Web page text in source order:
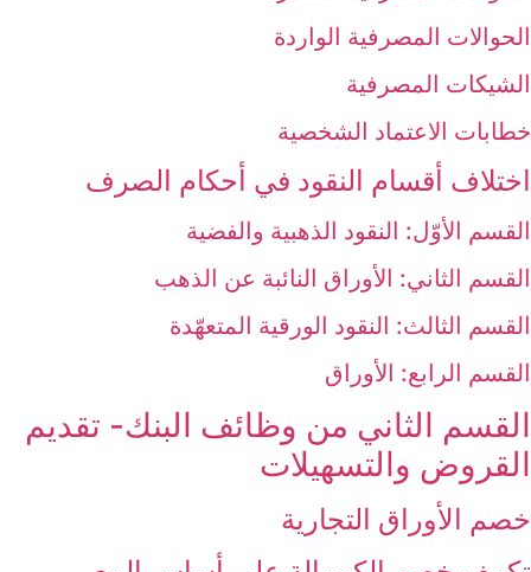
الحوالات المصرفية الواردة
الشيكات المصرفية
خطابات الاعتماد الشخصية
اختلاف أقسام النقود في أحكام الصرف‏
القسم الأوّل: النقود الذهبية والفضية
القسم الثاني: الأوراق النائبة عن الذهب
القسم الثالث: النقود الورقية المتعهّدة
القسم الرابع: الأوراق
القسم الثاني من وظائف البنك- تقديم
القروض والتسهيلات‏
خصم الأوراق التجارية